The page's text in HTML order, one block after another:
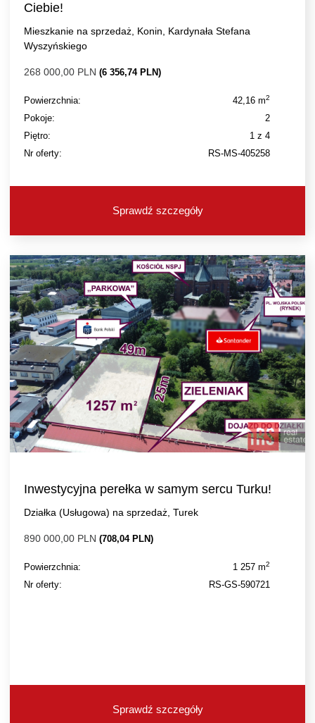
Ciebie!
Mieszkanie na sprzedaż, Konin, Kardynała Stefana
Wyszyńskiego
268 000,00 PLN (6 356,74 PLN)
Powierzchnia: 42,16 m2
Pokoje:
2
Piętro:
1 z 4
Nr oferty:
RS-MS-405258
Sprawdź szczegóły
Inwestycyjna perełka w samym sercu Turku!
Działka (Usługowa) na sprzedaż, Turek
890 000,00 PLN (708,04 PLN)
Powierzchnia: 1 257 m2
Nr oferty: RS-GS-590721
Sprawdź szczegóły